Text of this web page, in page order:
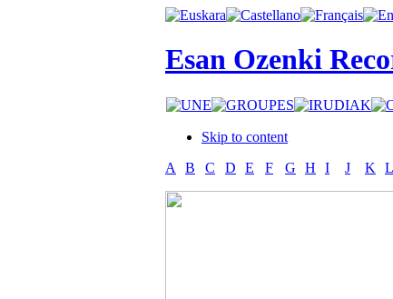
Esan Ozenki
Skip to content
A
B C D E F G H I J K L